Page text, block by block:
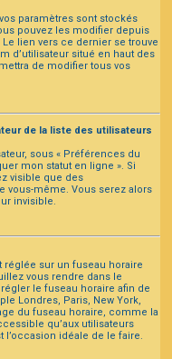
paramètres sont stockés
pouvez les modifier depuis
lien vers ce dernier se trouve
d’utilisateur situé en haut des
de modifier tous vos
de la liste des utilisateurs
sous « Préférences du
mon statut en ligne ». Si
visible que des
vous-même. Vous serez alors
invisible.
réglée sur un fuseau horaire
vous rendre dans le
le fuseau horaire afin de
Londres, Paris, New York,
du fuseau horaire, comme la
qu’aux utilisateurs
l’occasion idéale de le faire.